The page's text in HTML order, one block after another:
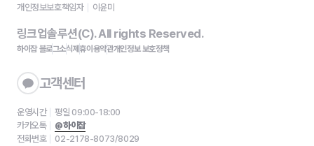
개인정보보호책임자
이윤미
링크업솔루션(C). All rights Reserved.
하이잡 블로그소식제휴이용약관개인정보 보호정책
고객센터
운영시간
평일 09:00-18:00
카카오톡
@하이잡
전화번호
02-2178-8073/8029